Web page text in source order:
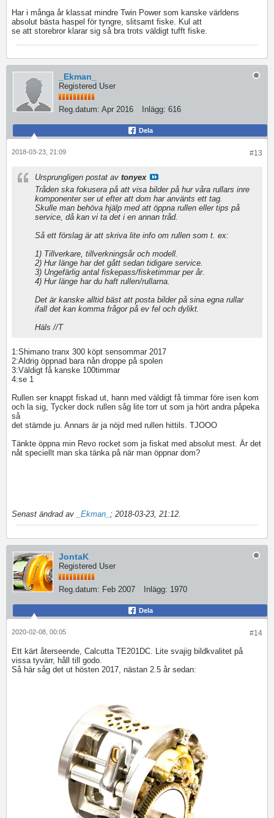
Har i många år klassat mindre Twin Power som kanske världens
absolut bästa haspel för tyngre, slitsamt fiske. Kul att
se att storebror klarar sig så bra trots väldigt tufft fiske.
_Ekman_
Registered User
Reg.datum: Apr 2016 Inlägg: 616
Dela
#13
2018-03-23, 21:09
Ursprungligen postat av tonyex
Tråden ska fokusera på att visa bilder på hur våra rullars inre
komponenter ser ut efter att dom har använts ett tag.
Skulle man behöva hjälp med att öppna rullen eller tips på
service, då kan vi ta det i en annan tråd.
Så ett förslag är att skriva lite info om rullen som t. ex:
1) Tillverkare, tillverkningsår och modell.
2) Hur länge har det gått sedan tidigare service.
3) Ungefärlig antal fiskepass/fisketimmar per år.
4) Hur länge har du haft rullen/rullarna.
Det är kanske alltid bäst att posta bilder på sina egna rullar
ifall det kan komma frågor på ev fel och dylikt.
Häls //T
1:Shimano tranx 300 köpt sensommar 2017
2:Aldrig öppnad bara nån droppe på spolen
3:Väldigt få kanske 100timmar
4:se 1
Rullen ser knappt fiskad ut, hann med väldigt få timmar före isen kom
och la sig, Tycker dock rullen såg lite torr ut som ja hört andra påpeka
så
det stämde ju. Annars är ja nöjd med rullen hittils. TJOOO
Tänkte öppna min Revo rocket som ja fiskat med absolut mest. Är det
nåt speciellt man ska tänka på när man öppnar dom?
Senast ändrad av _Ekman_ ; 2018-03-23, 21:12.
JontaK
Registered User
Reg.datum: Feb 2007 Inlägg: 1970
Dela
#14
2020-02-08, 00:05
Ett kärt återseende, Calcutta TE201DC. Lite svajig bildkvalitet på
vissa tyvärr, håll till godo.
Så här såg det ut hösten 2017, nästan 2.5 år sedan: